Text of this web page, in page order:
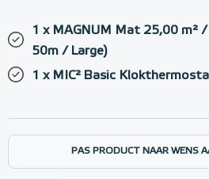
1 x MAGNUM Mat 25,00 m²
50m / Large)
1 x MIC² Basic
PAS PRODUCT NAAR WENS